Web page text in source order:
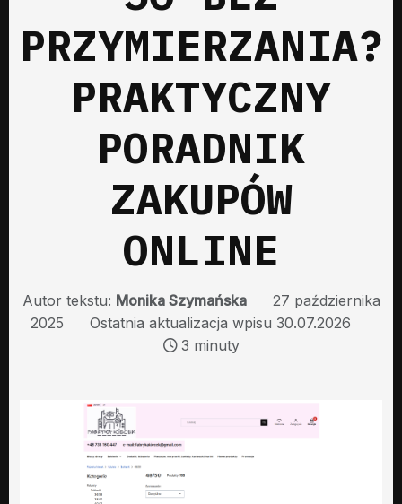
PRZYMIERZANIA?
PRAKTYCZNY
PORADNIK
ZAKUPÓW
ONLINE
Autor tekstu: Monika Szymańska
27 października
2025
Ostatnia aktualizacja wpisu 30.07.2026
3 minuty